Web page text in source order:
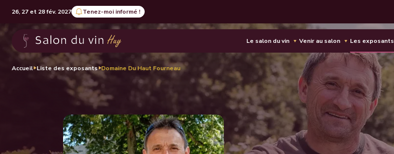
26, 27 et 28 fév. 2027 Tenez-moi informé !
Le salon du vin Venir au salon Les exposants
Accueil Liste des exposants Domaine Du Haut Fourneau